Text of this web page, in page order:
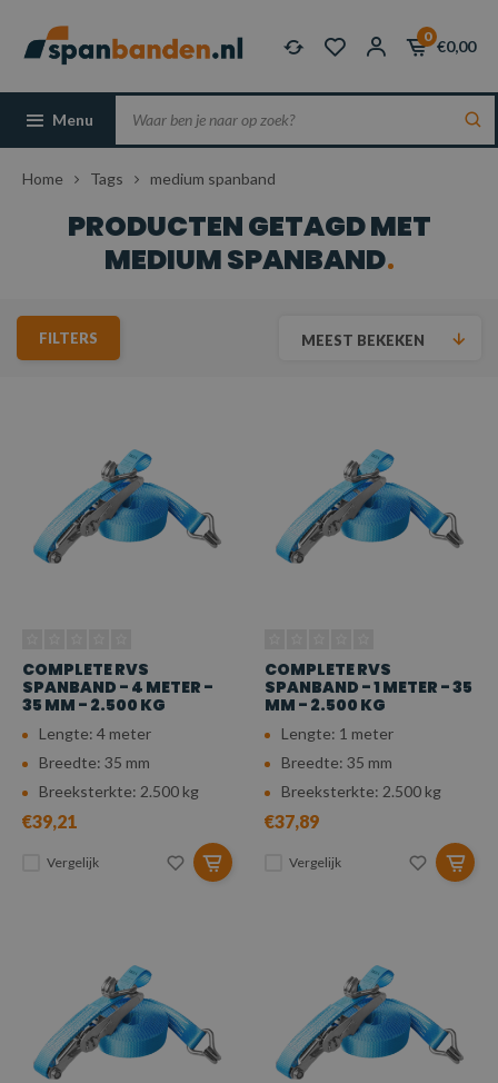
0
€0,00
Menu
Home Tags medium spanband
PRODUCTEN GETAGD MET
MEDIUM SPANBAND
FILTERS MEEST BEKEKEN
COMPLETE RVS
SPANBAND - 4 METER -
35 MM - 2.500 KG
Lengte: 4 meter
Breedte: 35 mm
Breeksterkte: 2.500 kg
€39,21
Vergelijk
COMPLETE RVS
SPANBAND - 1 METER - 35
MM - 2.500 KG
Lengte: 1 meter
Breedte: 35 mm
Breeksterkte: 2.500 kg
€37,89
Vergelijk